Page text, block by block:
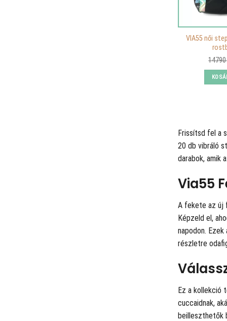
VIA55 női
Frissítsd fel a
20 db vibráló
darabok, amik
Via55
A fekete az új
Képzeld el,
napodon.
részletre
Ez a kollekció
cuccaidnak,
beilleszthetők